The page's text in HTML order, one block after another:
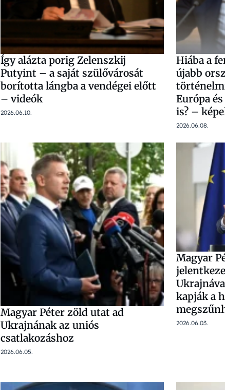
Így alázta porig Zelenszkij
Putyint – a saját szülővárosát
borította lángba a vendégei előtt
– videók
2026.06.10.
Hiába a
újabb
Európa
is? –
2026.06.08.
Magyar Péter zöld utat ad
Ukrajnának az uniós
csatlakozáshoz
2026.06.05.
Magyar
kapják a
2026.06.03.